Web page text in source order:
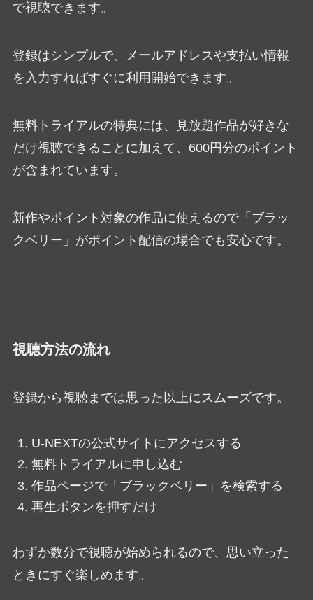
で視聴できます。
登録はシンプルで、メールアドレスや支払い情報
を入力すればすぐに利用開始できます。
無料トライアルの特典には、見放題作品が好きな
だけ視聴できることに加えて、600円分のポイント
が含まれています。
新作やポイント対象の作品に使えるので「ブラッ
クベリー」がポイント配信の場合でも安心です。
視聴方法の流れ
登録から視聴までは思った以上にスムーズです。
U-NEXTの公式サイトにアクセスする
無料トライアルに申し込む
作品ページで「ブラックベリー」を検索する
再生ボタンを押すだけ
わずか数分で視聴が始められるので、思い立った
ときにすぐ楽しめます。